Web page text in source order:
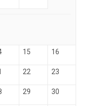
15 16
22 23
29 30